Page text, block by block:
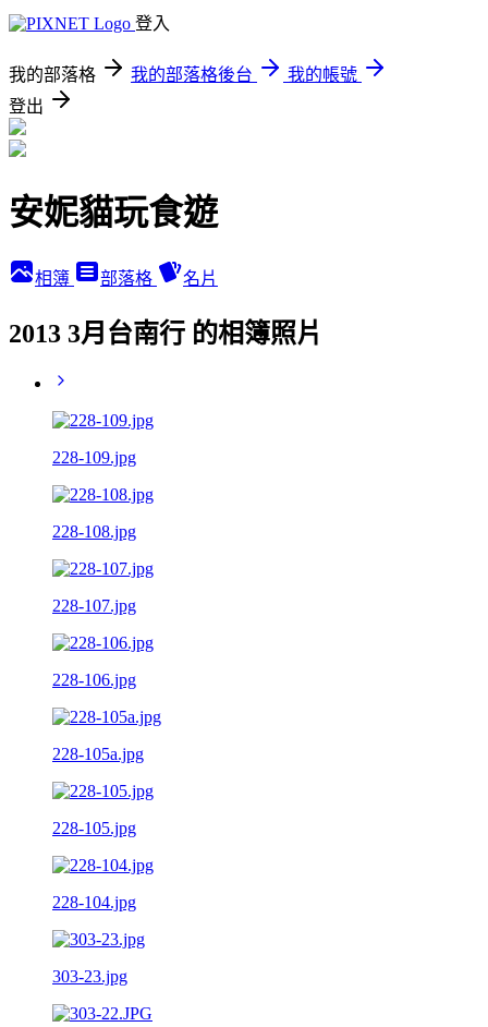
登入
我的部落格 我的部落格後台
我的帳號
登出
安妮貓玩食遊
相簿 部落格 名片
2013 3月台南行 的相簿照片
228-109.jpg
228-108.jpg
228-107.jpg
228-106.jpg
228-105a.jpg
228-105.jpg
228-104.jpg
303-23.jpg